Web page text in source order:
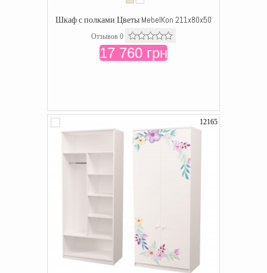
Шкаф с полками Цветы MebelKon 211x80x50
Отзывов 0
17 760 грн
12165